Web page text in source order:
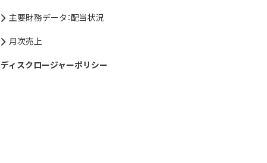
主要財務データ：配当状況
月次売上
ディスクロージャーポリシー